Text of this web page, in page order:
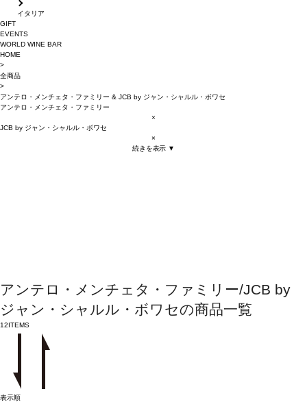
イタリア
GIFT
EVENTS
WORLD WINE BAR
HOME
>
全商品
>
アンテロ・メンチェタ・ファミリー & JCB by ジャン・シャルル・ボワセ
アンテロ・メンチェタ・ファミリー
×
JCB by ジャン・シャルル・ボワセ
×
続きを表示 ▼
アンテロ・メンチェタ・ファミリー/JCB by
ジャン・シャルル・ボワセの商品一覧
12ITEMS
表示順